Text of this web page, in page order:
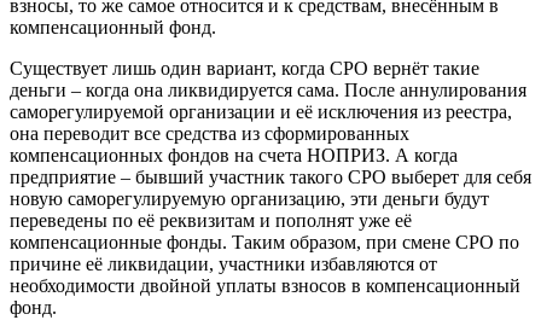
взносы, то же самое относится и к средствам, внесённым в
компенсационный фонд.
Существует лишь один вариант, когда СРО вернёт такие
деньги – когда она ликвидируется сама. После аннулирования
саморегулируемой организации и её исключения из реестра,
она переводит все средства из сформированных
компенсационных фондов на счета НОПРИЗ. А когда
предприятие – бывший участник такого СРО выберет для себя
новую саморегулируемую организацию, эти деньги будут
переведены по её реквизитам и пополнят уже её
компенсационные фонды. Таким образом, при смене СРО по
причине её ликвидации, участники избавляются от
необходимости двойной уплаты взносов в компенсационный
фонд.